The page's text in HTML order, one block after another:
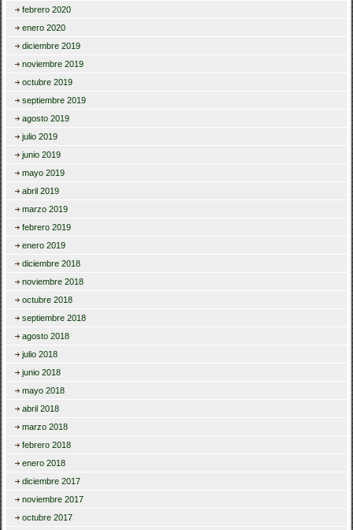
febrero 2020
enero 2020
diciembre 2019
noviembre 2019
octubre 2019
septiembre 2019
agosto 2019
julio 2019
junio 2019
mayo 2019
abril 2019
marzo 2019
febrero 2019
enero 2019
diciembre 2018
noviembre 2018
octubre 2018
septiembre 2018
agosto 2018
julio 2018
junio 2018
mayo 2018
abril 2018
marzo 2018
febrero 2018
enero 2018
diciembre 2017
noviembre 2017
octubre 2017